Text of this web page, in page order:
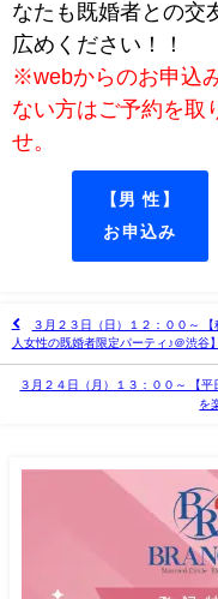
なたも既婚者との交
広めください！！
※webからのお申込
ない方はご予約を取
せ。
【男 性】
お申込み
３月２３日（日）１２：００～
人女性の既婚者限定パーティ♪＠渋谷】
３月２４日（月）１３：００～ 【
を